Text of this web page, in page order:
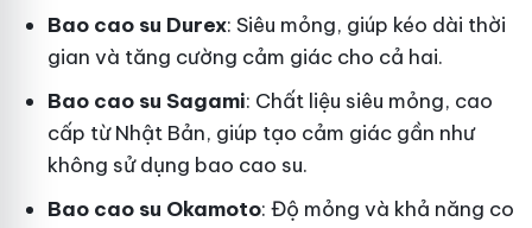
Bao cao su Durex: Siêu mỏng, giúp kéo dài thời
gian và tăng cường cảm giác cho cả hai.
Bao cao su Sagami: Chất liệu siêu mỏng, cao
cấp từ Nhật Bản, giúp tạo cảm giác gần như
không sử dụng bao cao su.
Bao cao su Okamoto: Độ mỏng và khả năng co